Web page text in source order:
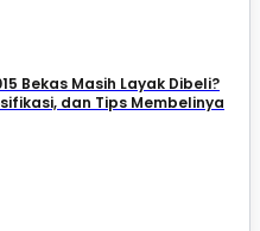
Bekas Masih Layak Dibeli?
dan Tips Membelinya